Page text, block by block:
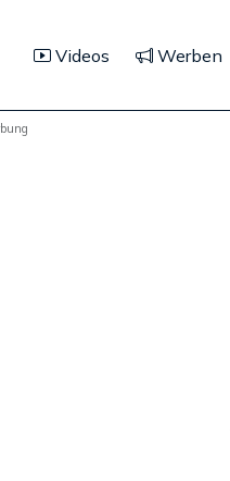
Videos Werben